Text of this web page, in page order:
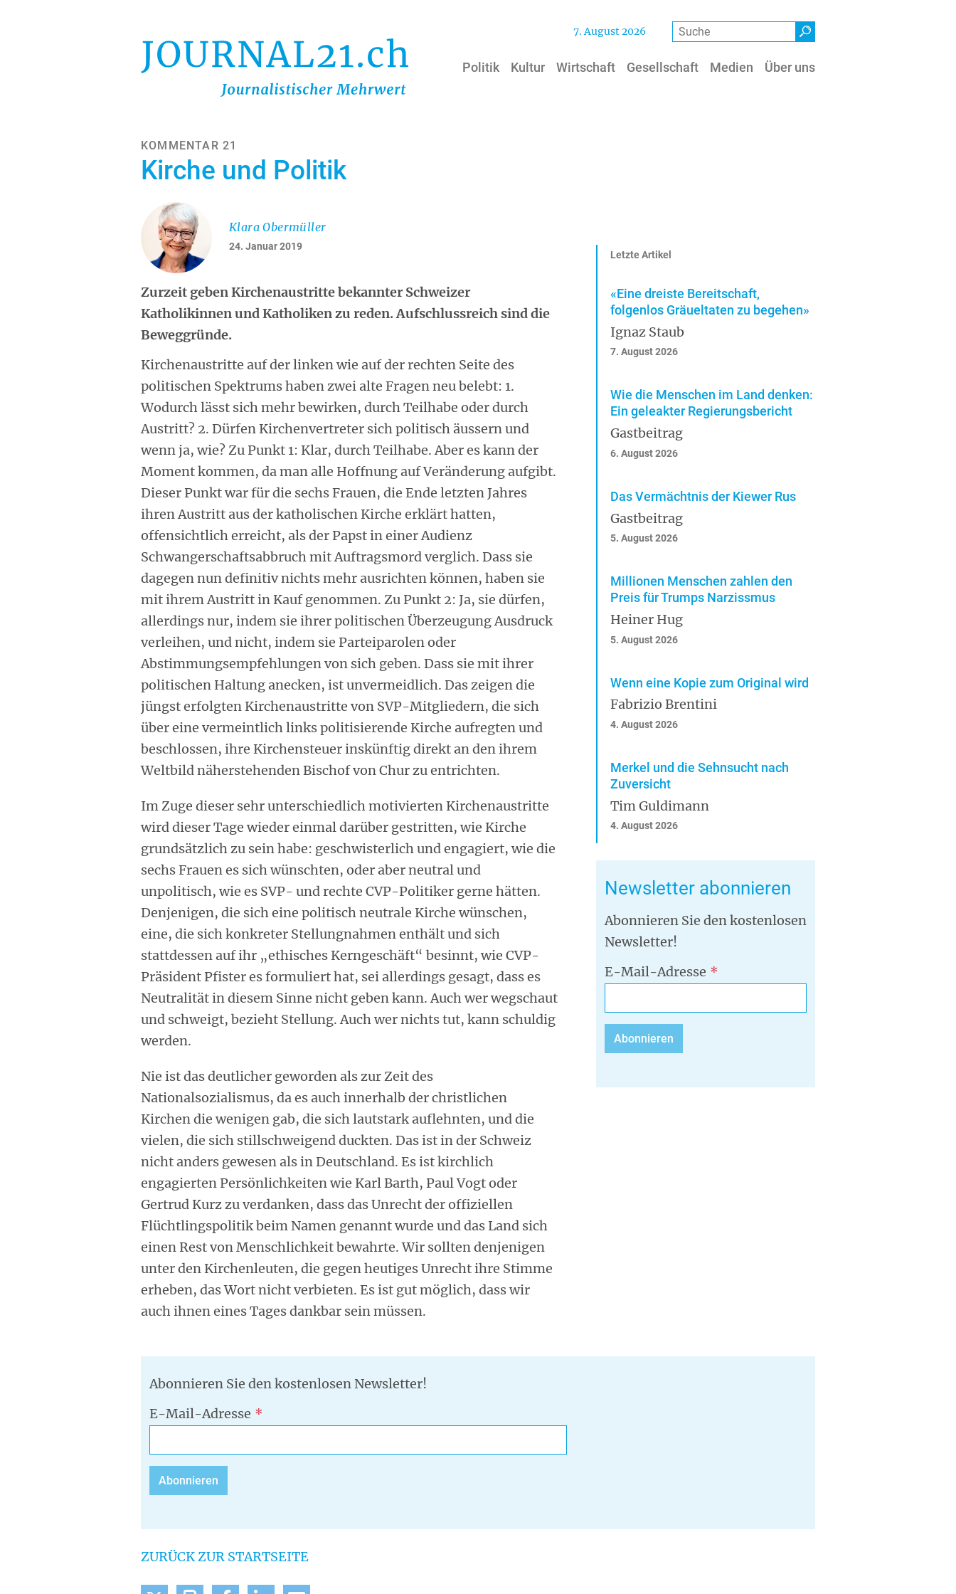
7. August 2026 Suche
Politik Kultur Wirtschaft Gesellschaft Medien Über uns
KOMMENTAR 21
Kirche und Politik
24. Januar 2019
Klara Obermüller
Zurzeit geben Kirchenaustritte bekannter Schweizer
Katholikinnen und Katholiken zu reden. Aufschlussreich sind die
Beweggründe.
Kirchenaustritte auf der linken wie auf der rechten Seite des
politischen Spektrums haben zwei alte Fragen neu belebt: 1.
Wodurch lässt sich mehr bewirken, durch Teilhabe oder durch
Austritt? 2. Dürfen Kirchenvertreter sich politisch äussern und
wenn ja, wie? Zu Punkt 1: Klar, durch Teilhabe. Aber es kann der
Moment kommen, da man alle Hoffnung auf Veränderung aufgibt.
Dieser Punkt war für die sechs Frauen, die Ende letzten Jahres
ihren Austritt aus der katholischen Kirche erklärt hatten,
offensichtlich erreicht, als der Papst in einer Audienz
Schwangerschaftsabbruch mit Auftragsmord verglich. Dass sie
dagegen nun definitiv nichts mehr ausrichten können, haben sie
mit ihrem Austritt in Kauf genommen. Zu Punkt 2: Ja, sie dürfen,
allerdings nur, indem sie ihrer politischen Überzeugung Ausdruck
verleihen, und nicht, indem sie Parteiparolen oder
Abstimmungsempfehlungen von sich geben. Dass sie mit ihrer
politischen Haltung anecken, ist unvermeidlich. Das zeigen die
jüngst erfolgten Kirchenaustritte von SVP-Mitgliedern, die sich
über eine vermeintlich links politisierende Kirche aufregten und
beschlossen, ihre Kirchensteuer inskünftig direkt an den ihrem
Weltbild näherstehenden Bischof von Chur zu entrichten.
Im Zuge dieser sehr unterschiedlich motivierten Kirchenaustritte
wird dieser Tage wieder einmal darüber gestritten, wie Kirche
grundsätzlich zu sein habe: geschwisterlich und engagiert, wie die
sechs Frauen es sich wünschten, oder aber neutral und
unpolitisch, wie es SVP- und rechte CVP-Politiker gerne hätten.
Denjenigen, die sich eine politisch neutrale Kirche wünschen,
eine, die sich konkreter Stellungnahmen enthält und sich
stattdessen auf ihr „ethisches Kerngeschäft“ besinnt, wie CVP-
Präsident Pfister es formuliert hat, sei allerdings gesagt, dass es
Neutralität in diesem Sinne nicht geben kann. Auch wer wegschaut
und schweigt, bezieht Stellung. Auch wer nichts tut, kann schuldig
werden.
Nie ist das deutlicher geworden als zur Zeit des
Nationalsozialismus, da es auch innerhalb der christlichen
Kirchen die wenigen gab, die sich lautstark auflehnten, und die
vielen, die sich stillschweigend duckten. Das ist in der Schweiz
nicht anders gewesen als in Deutschland. Es ist kirchlich
engagierten Persönlichkeiten wie Karl Barth, Paul Vogt oder
Gertrud Kurz zu verdanken, dass das Unrecht der offiziellen
Flüchtlingspolitik beim Namen genannt wurde und das Land sich
einen Rest von Menschlichkeit bewahrte. Wir sollten denjenigen
unter den Kirchenleuten, die gegen heutiges Unrecht ihre Stimme
erheben, das Wort nicht verbieten. Es ist gut möglich, dass wir
auch ihnen eines Tages dankbar sein müssen.
Letzte Artikel
«Eine dreiste Bereitschaft,
folgenlos Gräueltaten zu begehen»
Ignaz Staub
7. August 2026
Wie die Menschen im Land denken:
Ein geleakter Regierungsbericht
Gastbeitrag
6. August 2026
Das Vermächtnis der Kiewer Rus
Gastbeitrag
5. August 2026
Millionen Menschen zahlen den
Preis für Trumps Narzissmus
Heiner Hug
5. August 2026
Wenn eine Kopie zum Original wird
Fabrizio Brentini
4. August 2026
Merkel und die Sehnsucht nach
Zuversicht
Tim Guldimann
4. August 2026
Newsletter abonnieren
Abonnieren Sie den kostenlosen
Newsletter!
E-Mail-Adresse
Abonnieren Sie den kostenlosen Newsletter!
E-Mail-Adresse
ZURÜCK ZUR STARTSEITE